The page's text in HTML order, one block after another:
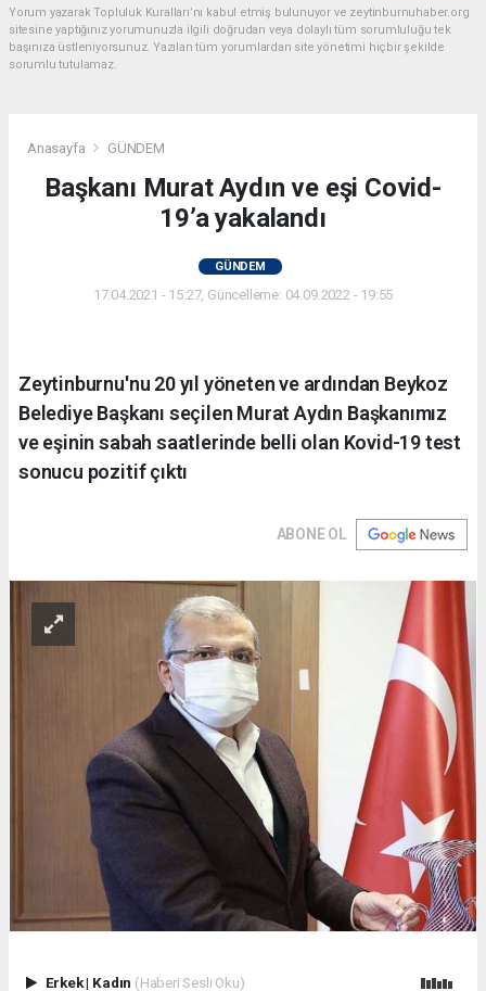
Yorum yazarak Topluluk Kuralları’nı kabul etmiş bulunuyor ve zeytinburnuhaber.org
sitesine yaptığınız yorumunuzla ilgili doğrudan veya dolaylı tüm sorumluluğu tek
başınıza üstleniyorsunuz. Yazılan tüm yorumlardan site yönetimi hiçbir şekilde
sorumlu tutulamaz.
Anasayfa GÜNDEM
Başkanı Murat Aydın ve eşi Covid-
19’a yakalandı
GÜNDEM
17.04.2021 - 15:27, Güncelleme: 04.09.2022 - 19:55
Zeytinburnu'nu 20 yıl yöneten ve ardından Beykoz
Belediye Başkanı seçilen Murat Aydın Başkanımız
ve eşinin sabah saatlerinde belli olan Kovid-19 test
sonucu pozitif çıktı
ABONE OL
Erkek| Kadın (Haberi Sesli Oku)